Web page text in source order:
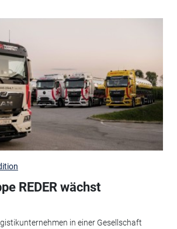
REDER wächst
in einer Gesellschaft